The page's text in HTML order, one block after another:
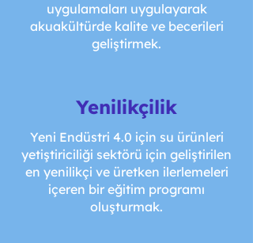
uygulamaları uygulayarak
akuakültürde kalite ve becerileri
geliştirmek.
Yenilikçilik
Yeni Endüstri 4.0 için su ürünleri
yetiştiriciliği sektörü için geliştirilen
en yenilikçi ve üretken ilerlemeleri
içeren bir eğitim programı
oluşturmak.